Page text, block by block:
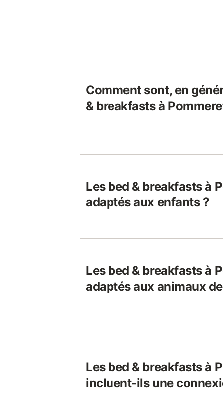
Comment sont, en
& breakfasts à
Les bed & breakfasts à
adaptés aux enfants ?
Les bed & breakfasts à
adaptés aux animaux
Les bed & breakfasts à
incluent-ils une